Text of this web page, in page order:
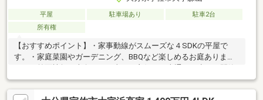
平屋 駐車場あり
駐車2台
所有権
【おすすめポイント】・家事動線がスムーズな４SDKの平屋で
す。・家庭菜園やガーデニング、BBQなど楽しめるお庭ありま
な立地。【周辺施設】・八幡小学校まで1100m（徒歩14分）・ロ
ーソン宇佐フラワーロード店まで800m（徒歩10分）・トキハイン